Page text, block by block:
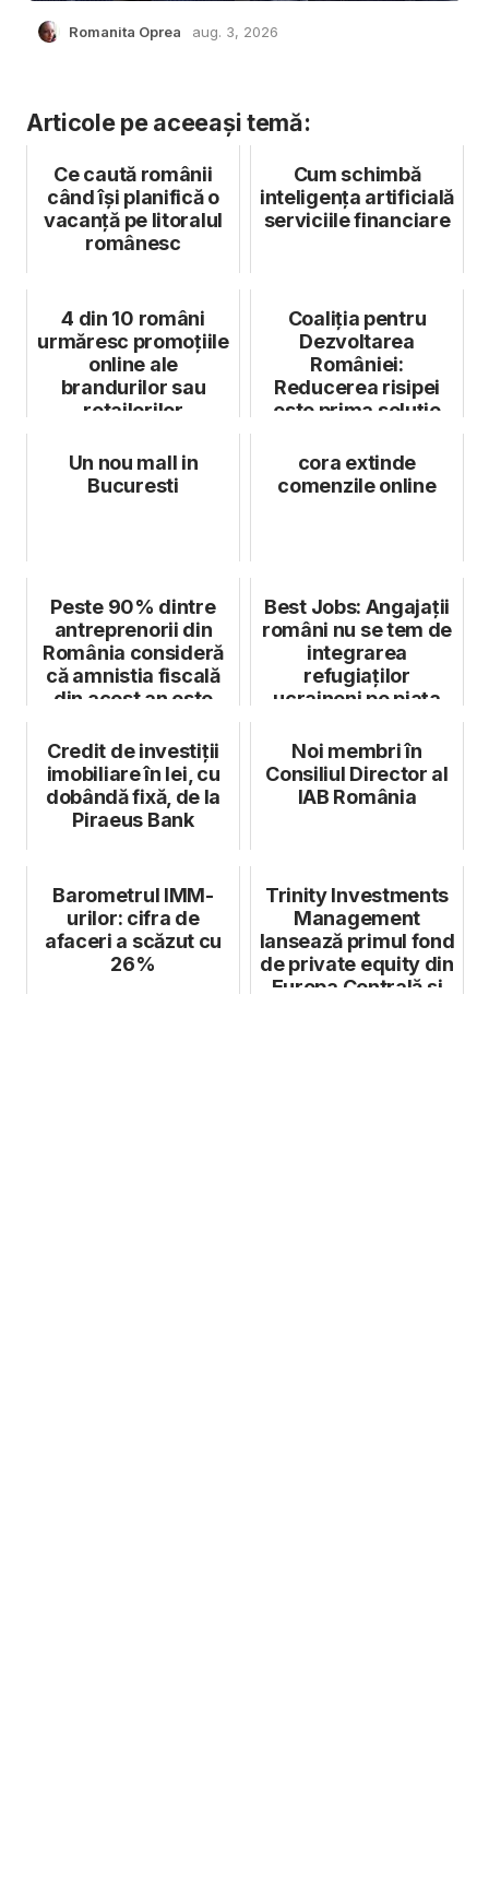
Romanita Oprea aug. 3, 2026
Articole pe aceeași temă:
Ce caută românii
când își planifică o
vacanță pe litoralul
românesc
Cum schimbă
inteligența artificială
serviciile financiare
4 din 10 români
urmăresc promoțiile
online ale
brandurilor sau
retailerilor
Coaliția pentru
Dezvoltarea
României:
Reducerea risipei
este prima soluție
deficitu...
Un nou mall in
Bucuresti
cora extinde
comenzile online
Peste 90% dintre
antreprenorii din
România consideră
că amnistia fiscală
din acest an este
Best Jobs: Angajații
români nu se tem de
integrarea
refugiaților
ucraineni pe piața
Credit de investiții
imobiliare în lei, cu
dobândă fixă, de la
Piraeus Bank
Noi membri în
Consiliul Director al
IAB România
Barometrul IMM-
urilor: cifra de
afaceri a scăzut cu
26%
Trinity Investments
Management
lansează primul fond
de private equity din
Europa Centrală și